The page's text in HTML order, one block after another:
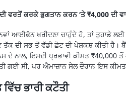
ਵਰਤੋਂ ਕਰਕੇ ਭੁਗਤਾਨ ਕਰਨ ‘ਤੇ ₹4,000 ਦੀ
ਆਈਫੋਨ ਖਰੀਦਣਾ ਚਾਹੁੰਦੇ ਹੋ, ਤਾਂਤੁਹਾਡੇ ਲਈ
ਤੱਕ ਦੀ ਸਭ ਤੋਂ ਵੱਡੀ ਛੋਟ ਦੀਪੇਸ਼ਕਸ਼ਕੀਤੀ ਹੈ।
ਦੇ ਨਾਲ, ਇਸਦੀ ਪ੍ਰਭਾਵੀ ਕੀਮਤ₹40,000 ਤੋਂ
ਗਈ ਸੀ, ਪਰ ਐਮਾਜ਼ਾਨਸੇਲ ਦੌਰਾਨ ਇਸ
ਭਾਰੀ ਕਟੌਤੀ